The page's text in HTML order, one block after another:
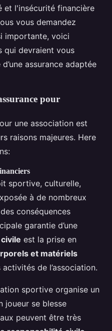
et l'insécurité financière
vous demandez
importante, voici
qui devraient vous
assurance adaptée
pour
une association est
raisons majeures. Here
sportive, culturelle,
à de nombreux
conséquences
garantie d’une
est la prise en
et matériels
de l’association.
sportive organise un
joueur se blesse
peuvent être très